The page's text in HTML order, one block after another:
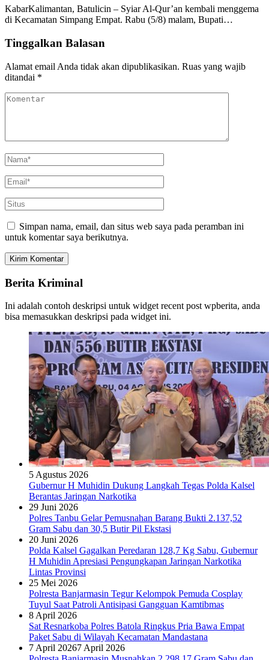
KabarKalimantan, Batulicin – Syiar Al-Qur’an kembali menggema
di Kecamatan Simpang Empat. Rabu (5/8) malam, Bupati…
Tinggalkan Balasan
Alamat email Anda tidak akan dipublikasikan. Ruas yang wajib
ditandai *
Simpan nama, email, dan situs web saya pada peramban ini
untuk komentar saya berikutnya.
Berita Kriminal
Ini adalah contoh deskripsi untuk widget recent post wpberita, anda
bisa memasukkan deskripsi pada widget ini.
5 Agustus 2026
Gubernur H Muhidin Dukung Langkah Tegas Polda Kalsel
Berantas Jaringan Narkotika
29 Juni 2026
Polres Tanbu Gelar Pemusnahan Barang Bukti 2.137,52
Gram Sabu dan 30,5 Butir Pil Ekstasi
20 Juni 2026
Polda Kalsel Gagalkan Peredaran 128,7 Kg Sabu, Gubernur
H Muhidin Apresiasi Pengungkapan Jaringan Narkotika
Lintas Provinsi
25 Mei 2026
Polresta Banjarmasin Tegur Kelompok Pemuda Cosplay
Tuyul Saat Patroli Antisipasi Gangguan Kamtibmas
8 April 2026
Sat Resnarkoba Polres Batola Ringkus Pria Bawa Empat
Paket Sabu di Wilayah Kecamatan Mandastana
7 April 20267 April 2026